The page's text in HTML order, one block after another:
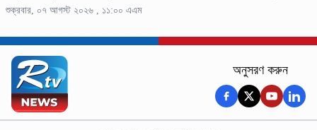
শুক্রবার, ০৭ আগস্ট ২০২৬ , ১১:০০ এএম
অনুসরণ করুন